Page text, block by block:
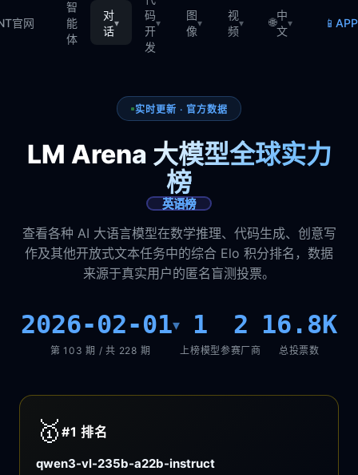
官网
智
能
体
对
话
▾
码
开
发
▾
图
像
▾
视
频
▾ 🌐
中
文
▾ 📱
实时更新 · 官方数据
LM Arena 大模型全球实力
榜
英语榜
查看各种 AI 大语言模型在数学推理、代码生成、创意写
作及其他开放式文本任务中的综合 Elo 积分排名，数据
来源于真实用户的匿名盲测投票。
2026-02-01▾
第 103 期 / 共 228 期
1
上榜模型
2
参赛厂商
16.8K
总投票数
🥇 #1排名
qwen3-vl-235b-a22b-instruct